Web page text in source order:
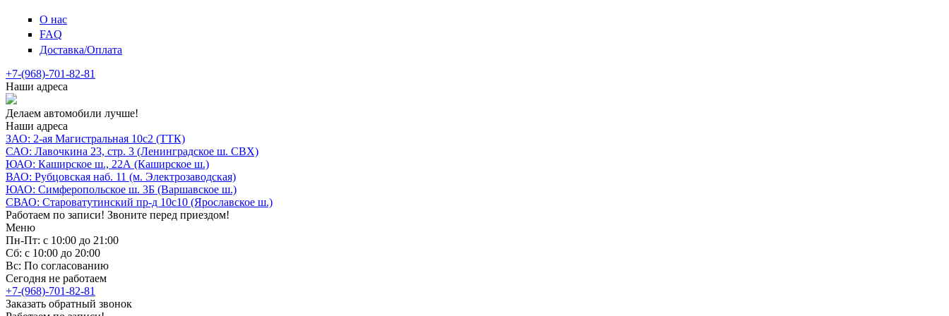
О нас
FAQ
Доставка/Оплата
+7-(968)-701-82-81
Наши адреса
Делаем автомобили лучше!
Наши адреса
ЗАО: 2-ая Магистральная 10с2 (ТТК)
САО: Лавочкина 23, стр. 3 (Ленинградское ш. СВХ)
ЮАО: Каширское ш., 22А (Каширское ш.)
ВАО: Рубцовская наб. 11 (м. Электрозаводская)
ЮАО: Симферопольское ш. 3Б (Варшавское ш.)
СВАО: Староватутинский пр-д 10с10 (Ярославское ш.)
Работаем по записи! Звоните перед приездом!
Меню
Пн-Пт: с 10:00 до 21:00
Сб: с 10:00 до 20:00
Вс: По согласованию
Сегодня не работаем
+7-(968)-701-82-81
Заказать обратный звонок